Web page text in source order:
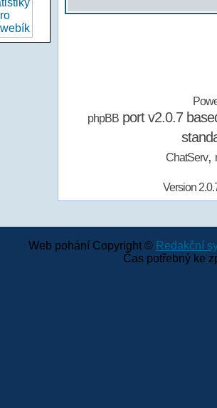
phpBBport v2.0.7
ChatServ,
Version
Web pohání Copyright © Redakční
Čas potřebný ke